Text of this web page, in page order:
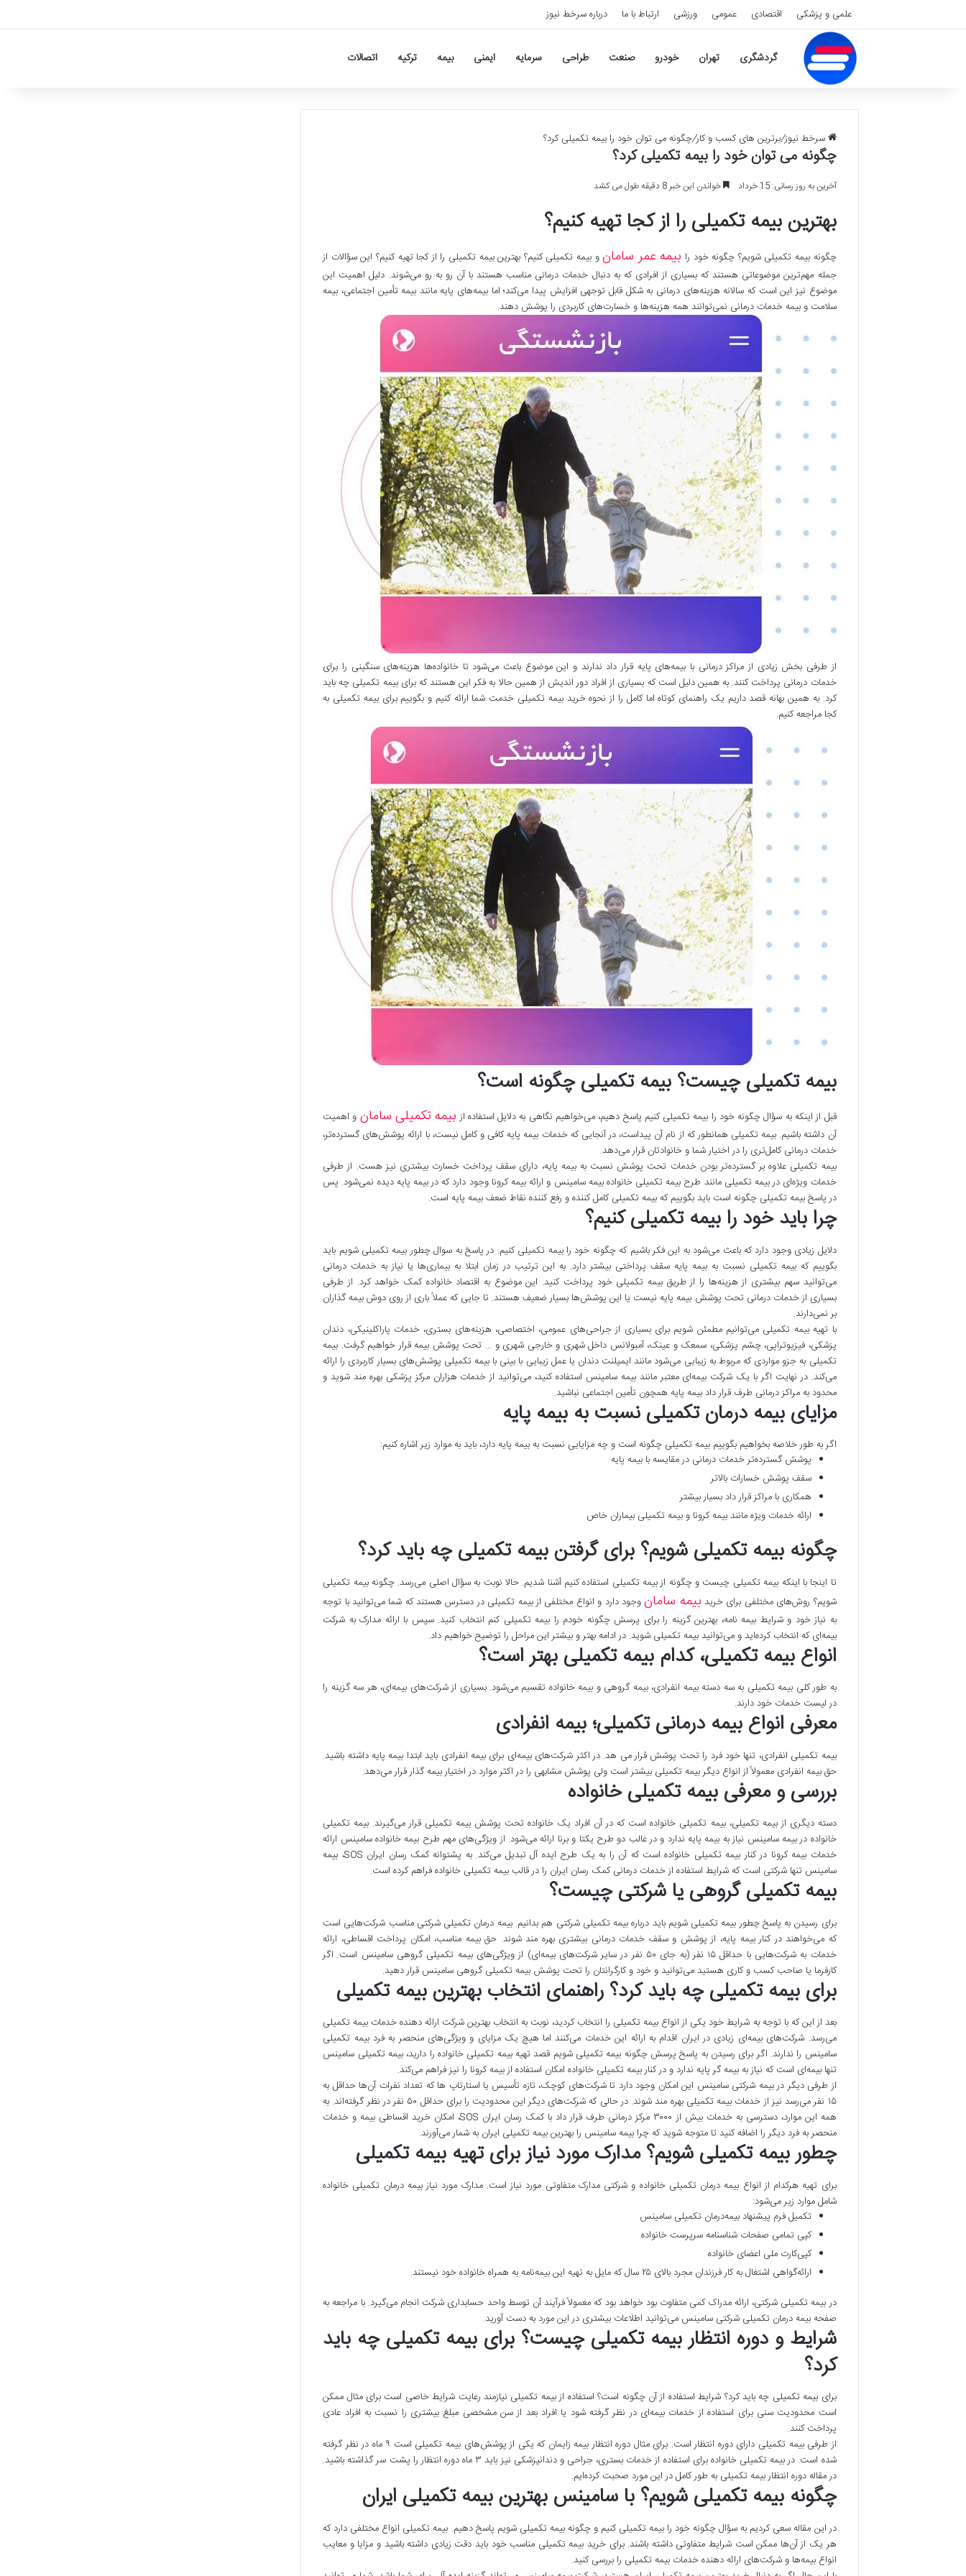
علمی و پزشکی اقتصادی عمومی ورزشی ارتباط با ما درباره سرخط نیوز
گردشگری تهران خودرو صنعت طراحی سرمایه ایمنی بیمه ترکیه اتصالات
سرخط نیوز/برترین های کسب و کار/چگونه می توان خود را بیمه تکمیلی کرد؟
چگونه می توان خود را بیمه تکمیلی کرد؟
آخرین به روز رسانی: 15 خرداد خواندن این خبر 8 دقیقه طول می کشد
بهترین بیمه تکمیلی را از کجا تهیه کنیم؟
چگونه بیمه تکمیلی شویم؟ چگونه خود را بیمه عمر سامانو بیمه تکمیلی کنیم؟ بهترین بیمه تکمیلی را از کجا تهیه کنیم؟ این سؤالات از
جمله مهم‌ترین موضوعاتی هستند که بسیاری از افرادی که به دنبال خدمات درمانی مناسب هستند با آن رو به رو می‌شوند. دلیل اهمیت این
موضوع نیز این است که سالانه هزینه‌های درمانی به شکل قابل توجهی افزایش پیدا می‌کند؛ اما بیمه‌های پایه مانند بیمه تأمین اجتماعی، بیمه
سلامت و بیمه خدمات درمانی نمی‌توانند همه هزینه‌ها و خسارت‌های کاربردی را پوشش دهند.
از طرفی بخش زیادی از مراکز درمانی با بیمه‌های پایه قرار داد ندارند و این موضوع باعث می‌شود تا خانواده‌ها هزینه‌های سنگینی را برای
خدمات درمانی پرداخت کنند. به همین دلیل است که بسیاری از افراد دور اندیش از همین حالا به فکر این هستند که برای بیمه تکمیلی چه باید
کرد. به همین بهانه قصد داریم یک راهنمای کوتاه اما کامل را از نحوه خرید بیمه تکمیلی خدمت شما ارائه کنیم و بگوییم برای بیمه تکمیلی به
کجا مراجعه کنیم.
بیمه تکمیلی چیست؟ بیمه تکمیلی چگونه است؟
قبل از اینکه به سؤال چگونه خود را بیمه تکمیلی کنیم پاسخ دهیم، می‌خواهیم نگاهی به دلایل استفاده از بیمه تکمیلی سامان و اهمیت
آن داشته باشیم. بیمه تکمیلی همانطور که از نام آن پیداست، در آنجایی که خدمات بیمه پایه کافی و کامل نیست، با ارائه پوشش‌های گسترده‌تر،
خدمات درمانی کامل‌تری را در اختیار شما و خانوادتان قرار می‌دهد.
بیمه تکمیلی علاوه بر گسترده‌تر بودن خدمات تحت پوشش نسبت به بیمه پایه، دارای سقف پرداخت خسارت بیشتری نیز هست. از طرفی
خدمات ویژه‌ای در بیمه تکمیلی مانند طرح بیمه تکمیلی خانواده بیمه سامینس و ارائه بیمه کرونا وجود دارد که در بیمه پایه دیده نمی‌شود. پس
در پاسخ بیمه تکمیلی چگونه است باید بگوییم که بیمه تکمیلی کامل کننده و رفع کننده نقاط ضعف بیمه پایه است.
چرا باید خود را بیمه تکمیلی کنیم؟
دلایل زیادی وجود دارد که باعث می‌شود به این فکر باشیم که چگونه خود را بیمه تکمیلی کنیم. در پاسخ به سوال چطور بیمه تکمیلی شویم باید
بگوییم که بیمه تکمیلی نسبت به بیمه پایه سقف پرداختی بیشتر دارد. به این ترتیب در زمان ابتلا به بیماری‌ها یا نیاز به خدمات درمانی
می‌توانید سهم بیشتری از هزینه‌ها را از طریق بیمه تکمیلی خود پرداخت کنید. این موضوع به اقتصاد خانواده کمک خواهد کرد. از طرفی
بسیاری از خدمات درمانی تحت پوشش بیمه پایه نیست یا این پوشش‌ها بسیار ضعیف هستند. تا جایی که عملاً باری از روی دوش بیمه گذاران
بر نمی‌دارند.
با تهیه بیمه تکمیلی می‌توانیم مطمئن شویم برای بسیاری از جراحی‌های عمومی، اختصاصی، هزینه‌های بستری، خدمات پاراکلینیکی، دندان
پزشکی، فیزیوتراپی، چشم پزشکی، سمعک و عینک، آمبولانس داخل شهری و خارجی شهری و … تحت پوشش بیمه قرار خواهیم گرفت. بیمه
تکمیلی به جزو مواردی که مربوط به زیبایی می‌شود مانند ایمپلنت دندان یا عمل زیبایی با بینی با بیمه تکمیلی پوشش‌های بسیار کاربردی را ارائه
می‌کند. در نهایت اگر با یک شرکت بیمه‌ای معتبر مانند بیمه سامینس استفاده کنید، می‌توانید از خدمات هزاران مرکز پزشکی بهره مند شوید و
محدود به مراکز درمانی طرف قرار داد بیمه پایه همچون تأمین اجتماعی نباشید.
مزایای بیمه درمان تکمیلی نسبت به بیمه پایه
اگر به طور خلاصه بخواهیم بگوییم بیمه تکمیلی چگونه است و چه مزایایی نسبت به بیمه پایه دارد، باید به موارد زیر اشاره کنیم:
پوشش گسترده‌تر خدمات درمانی در مقایسه با بیمه پایه
سقف پوشش خسارات بالاتر
همکاری با مراکز قرار داد بسیار بیشتر
ارائه خدمات ویژه مانند بیمه کرونا و بیمه تکمیلی بیماران خاص
چگونه بیمه تکمیلی شویم؟ برای گرفتن بیمه تکمیلی چه باید کرد؟
تا اینجا با اینکه بیمه تکمیلی چیست و چگونه از بیمه تکمیلی استفاده کنیم آشنا شدیم. حالا نوبت به سؤال اصلی می‌رسد. چگونه بیمه تکمیلی
شویم؟ روش‌های مختلفی برای خرید بیمه سامانوجود دارد و انواع مختلفی از بیمه تکمیلی در دسترس هستند که شما می‌توانید با توجه
به نیاز خود و شرایط بیمه نامه، بهترین گزینه را برای پرسش چگونه خودم را بیمه تکمیلی کنم انتخاب کنید. سپس با ارائه مدارک به شرکت
بیمه‌ای که انتخاب کرده‌اید و می‌توانید بیمه تکمیلی شوید. در ادامه بهتر و بیشتر این مراحل را توضیح خواهیم داد.
انواع بیمه تکمیلی، کدام بیمه تکمیلی بهتر است؟
به طور کلی بیمه تکمیلی به سه دسته بیمه انفرادی، بیمه گروهی و بیمه خانواده تقسیم می‌شود. بسیاری از شرکت‌های بیمه‌ای، هر سه گزینه را
در لیست خدمات خود دارند.
معرفی انواع بیمه درمانی تکمیلی؛ بیمه انفرادی
بیمه تکمیلی انفرادی، تنها خود فرد را تحت پوشش قرار می هد. در اکثر شرکت‌های بیمه‌ای برای بیمه انفرادی باید ابتدا بیمه پایه داشته باشید.
حق بیمه انفرادی معمولاً از انواع دیگر بیمه تکمیلی بیشتر است ولی پوشش مشابهی را در اکثر موارد در اختیار بیمه گذار قرار می‌دهد.
بررسی و معرفی بیمه تکمیلی خانواده
دسته دیگری از بیمه تکمیلی، بیمه تکمیلی خانواده است که در آن افراد یک خانواده تحت پوشش بیمه تکمیلی قرار می‌گیرند. بیمه تکمیلی
خانواده در بیمه سامینس نیاز به بیمه پایه ندارد و در غالب دو طرح یکتا و برنا ارائه می‌شود. از ویژگی‌های مهم طرح بیمه خانواده سامینس ارائه
خدمات بیمه کرونا در کنار بیمه تکمیلی خانواده است که آن را به یک طرح ایده آل تبدیل می‌کند. به پشتوانه کمک رسان ایران SOS، بیمه
سامینس تنها شرکتی است که شرایط استفاده از خدمات درمانی کمک رسان ایران را در قالب بیمه تکمیلی خانواده فراهم کرده است.
بیمه تکمیلی گروهی یا شرکتی چیست؟
برای رسیدن به پاسخ چطور بیمه تکمیلی شویم باید درباره بیمه تکمیلی شرکتی هم بدانیم. بیمه درمان تکمیلی شرکتی مناسب شرکت‌هایی است
که می‌خواهند در کنار بیمه پایه، از پوشش و سقف خدمات درمانی بیشتری بهره مند شوند. حق بیمه مناسب، امکان پرداخت اقساطی، ارائه
خدمات به شرکت‌هایی با حداقل ۱۵ نفر (به جای ۵۰ نفر در سایر شرکت‌های بیمه‌ای) از ویژگی‌های بیمه تکمیلی گروهی سامینس است. اگر
کارفرما یا صاحب کسب و کاری هستید می‌توانید و خود و کارگرانتان را تحت پوشش بیمه تکمیلی گروهی سامینس قرار دهید.
برای بیمه تکمیلی چه باید کرد؟ راهنمای انتخاب بهترین بیمه تکمیلی
بعد از این که با توجه به شرایط خود یکی از انواع بیمه تکمیلی را انتخاب کردید، نوبت به انتخاب بهترین شرکت ارائه دهنده خدمات بیمه تکمیلی
می‌رسد. شرکت‌های بیمه‌ای زیادی در ایران اقدام به ارائه این خدمات می‌کنند اما هیچ یک مزایای و ویژگی‌های منحصر به فرد بیمه تکمیلی
سامینس را ندارند. اگر برای رسیدن به پاسخ پرسش چگونه بیمه تکمیلی شویم قصد تهیه بیمه تکمیلی خانواده را دارید، بیمه تکمیلی سامینس
تنها بیمه‌ای است که نیاز به بیمه گر پایه ندارد و در کنار بیمه تکمیلی خانواده امکان استفاده از بیمه کرونا را نیز فراهم می‌کند.
از طرفی دیگر در بیمه شرکتی سامینس این امکان وجود دارد تا شرکت‌های کوچک، تازه تأسیس یا استارتاپ ها که تعداد نفرات آن‌ها حداقل به
۱۵ نفر می‌رسد نیز از خدمات بیمه تکمیلی بهره مند شوند. در حالی که شرکت‌های دیگر این محدودیت را برای حداقل ۵۰ نفر در نظر گرفته‌اند. به
همه این موارد، دسترسی به خدمات بیش از ۳۰۰۰ مرکز درمانی طرف قرار داد با کمک رسان ایران SOS، امکان خرید اقساطی بیمه و خدمات
منحصر به فرد دیگر را اضافه کنید تا متوجه شوید که چرا بیمه سامینس را بهترین بیمه تکمیلی ایران به شمار می‌آورند.
چطور بیمه تکمیلی شویم؟ مدارک مورد نیاز برای تهیه بیمه تکمیلی
برای تهیه هرکدام از انواع بیمه درمان تکمیلی خانواده و شرکتی مدارک متفاوتی مورد نیاز است. مدارک مورد نیاز بیمه درمان تکمیلی خانواده
شامل موارد زیر می‌شود:
تکمیل فرم‌ پیشنهاد بیمه‌درمان ‌تکمیلی ‌سامینس
کپی‌ تمامی صفحات شناسنامه سرپرست خانواده
کپی‌کارت ملی اعضای خانواده
ارائه‌گواهی اشتغال به کار فرزندان مجرد بالای ۲۵ سال که مایل به تهیه این بیمه‌نامه به همراه خانواده خود نیستند.
در بیمه تکمیلی شرکتی، ارائه مدراک کمی متفاوت بود خواهد بود که معمولاً فرآیند آن توسط واحد حسابداری شرکت انجام می‌گیرد. با مراجعه به
صفحه بیمه درمان تکمیلی شرکتی سامینس می‌توانید اطلاعات بیشتری در این مورد به دست آورید.
شرایط و دوره انتظار بیمه تکمیلی چیست؟ برای بیمه تکمیلی چه باید
کرد؟
برای بیمه تکمیلی چه باید کرد؟ شرایط استفاده از آن چگونه است؟ استفاده از بیمه تکمیلی نیازمند رعایت شرایط خاصی است برای مثال ممکن
است محدودیت سنی برای استفاده از خدمات بیمه‌ای در نظر گرفته شود یا افراد بعد از سن مشخصی مبلغ بیشتری را نسبت به افراد عادی
پرداخت کنند.
از طرفی بیمه تکمیلی دارای دوره انتظار است. برای مثال دوره انتظار بیمه زایمان که یکی از پوشش‌های بیمه تکمیلی است ۹ ماه در نظر گرفته
شده است. در بیمه تکمیلی خانواده برای استفاده از خدمات بستری، جراحی و دندانپزشکی نیز باید ۳ ماه دوره انتظار را پشت سر گذاشته باشید.
در مقاله دوره انتظار بیمه تکمیلی به طور کامل در این مورد صحبت کرده‌ایم.
چگونه بیمه تکمیلی شویم؟ با سامینس بهترین بیمه تکمیلی ایران
در این مقاله سعی کردیم به سؤال چگونه خود را بیمه تکمیلی کنیم و چگونه بیمه تکمیلی شویم پاسخ دهیم. بیمه تکمیلی انواع مختلفی دارد که
هر یک از آن‌ها ممکن است شرایط متفاوتی داشته باشند. برای خرید بیمه تکمیلی مناسب خود باید دقت زیادی داشته باشید و مزایا و معایب
انواع بیمه‌ها و شرکت‌های ارائه دهنده خدمات بیمه تکمیلی را بررسی کنید.